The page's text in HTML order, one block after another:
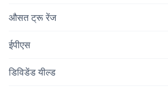
औसत ट्रू रेंज
ईपीएस
डिविडेंड यील्ड